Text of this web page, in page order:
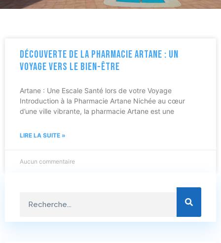
Découverte de la Pharmacie Artane : Un
Voyage vers le Bien-être
Artane : Une Escale Santé lors de votre Voyage
Introduction à la Pharmacie Artane Nichée au cœur
d’une ville vibrante, la pharmacie Artane est une
LIRE LA SUITE »
Aucun commentaire